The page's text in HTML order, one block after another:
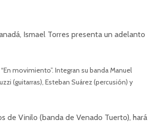
Ismael Torres presenta un adelanto
En movimiento”. Integran su banda Manuel
(guitarras), Esteban Suárez (percusión) y
de Vinilo (banda de Venado Tuerto), hará